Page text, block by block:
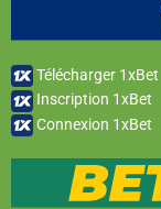
Télécharger 1xBet
Inscription 1xBet
Connexion 1xBet